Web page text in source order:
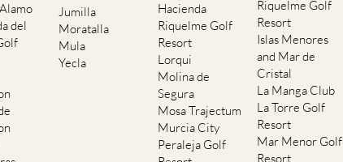
del
Jumilla
Moratalla
Mula
Yecla
Hacienda
Riquelme Golf
Resort
Lorqui
Molina de
Segura
Mosa Trajectum
Murcia City
Peraleja Golf
Riquelme Golf
Resort
Islas Menores
and Mar de
Cristal
La Manga Club
La Torre Golf
Resort
Mar Menor Golf
Resort